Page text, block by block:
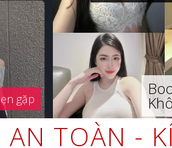
gặp
AN TOÀN -